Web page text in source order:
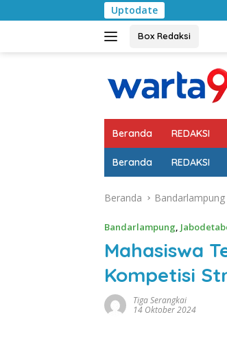
ke
Uptodate
Box Redaksi
Beranda REDAKSI
Beranda REDAKSI
Beranda Bandarlampung
Bandarlampung,
Mahasiswa
Kompetisi
Tiga Serangkai
14 Oktober 2024